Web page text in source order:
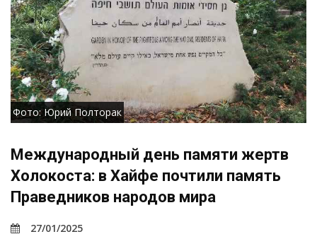
Фото: Юрий Полторак
Международный день памяти жертв
Холокоста: в Хайфе почтили память
Праведников народов мира
27/01/2025